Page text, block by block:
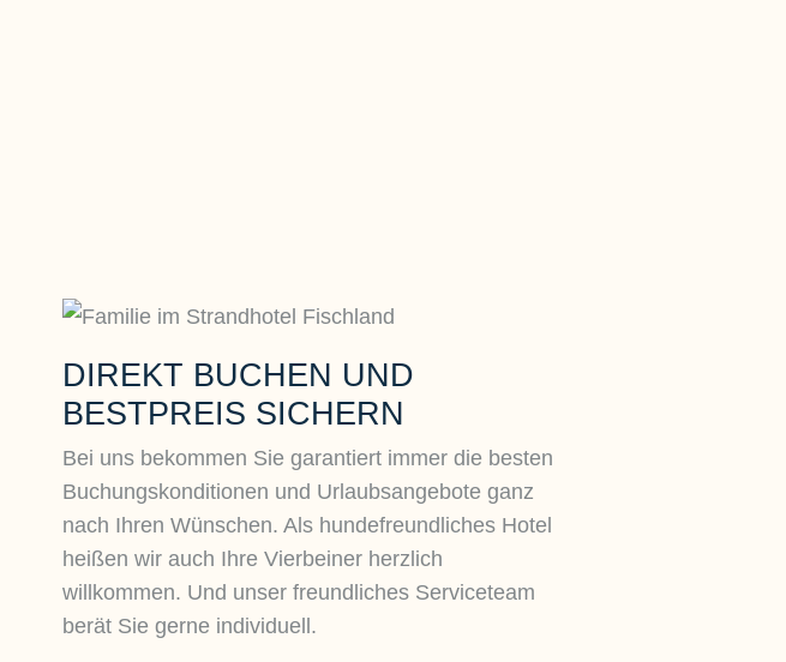
DIREKT BUCHEN UND
BESTPREIS SICHERN
Bei uns bekommen Sie garantiert immer die besten
Buchungskonditionen und Urlaubsangebote ganz
nach Ihren Wünschen. Als hundefreundliches Hotel
heißen wir auch Ihre Vierbeiner herzlich
willkommen. Und unser freundliches Serviceteam
berät Sie gerne individuell.